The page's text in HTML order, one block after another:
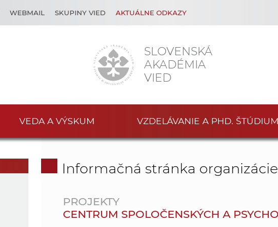
SLOVENSKÁ
AKADÉMIA
VIED
WEBMAIL SKUPINY VIED AKTUÁLNE ODKAZY
VEDA A VÝSKUM VZDELÁVANIE A PHD. ŠTÚDIUM
Informačná stránka organizácie
PROJEKTY
CENTRUM SPOLOČENSKÝCH A